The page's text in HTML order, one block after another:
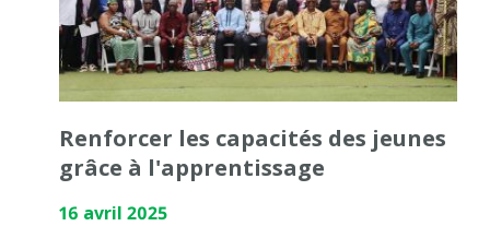
Renforcer les capacités des jeunes
grâce à l'apprentissage
16 avril 2025